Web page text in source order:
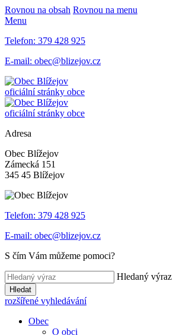
Rovnou na obsah Rovnou na menu
Menu
Telefon: 379 428 925
E-mail: obec@blizejov.cz
oficiální stránky obce
oficiální stránky obce
Adresa
Obec Blížejov
Zámecká 151
345 45 Blížejov
Telefon: 379 428 925
E-mail: obec@blizejov.cz
S čím Vám můžeme pomoci?
Hledaný výraz
Hledat
rozšířené vyhledávání
Obec
O obci